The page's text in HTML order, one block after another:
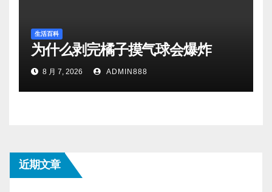
生活百科
为什么剥完橘子摸气球会爆炸
8 月 7, 2026 ADMIN888
近期文章